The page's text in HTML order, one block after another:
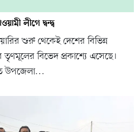
লীগে দ্বন্দ্ব
শুরু থেকেই দেশের বিভিন্ন
বিভেদ প্রকাশ্যে এসেছে।
উপজেলা…